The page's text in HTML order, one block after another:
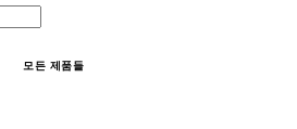
모든 제품들